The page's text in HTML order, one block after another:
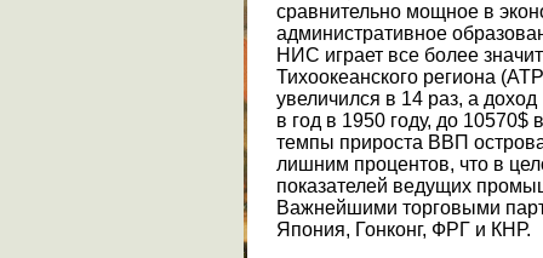
сравнительно мощное в
административное
НИС играет все более
Тихоокеанского региона
увеличился в 14 раз, а
в год в 1950 году, до 10570$
темпы прироста ВВП
лишним процентов, что в
показателей ведущих
Важнейшими торговыми
Япония, Гонконг, ФРГ и КНР.